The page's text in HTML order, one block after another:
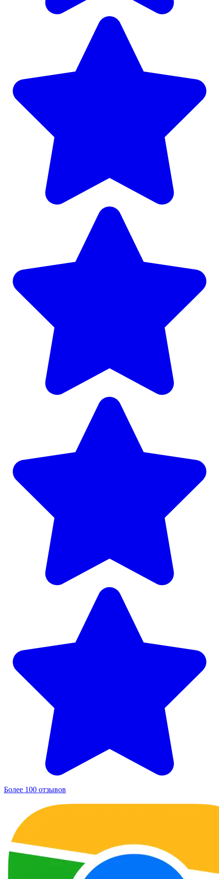
Более 100 отзывов